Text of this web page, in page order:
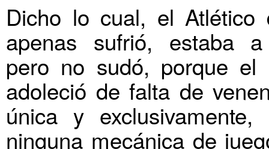
Dicho lo cual, el Atlético
apenas sufrió, estaba
pero no sudó, porque el
adoleció de falta de
única y
ninguna mecánica de